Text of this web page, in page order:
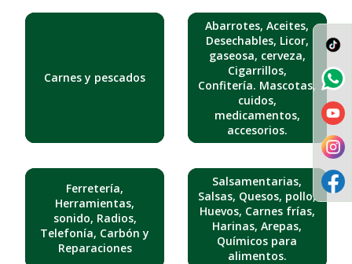
Carnes y pescados
Abarrotes, Aceites,
Desechables, Licor,
gaseosa, cerveza,
Cigarrillos,
Confitería. Mascotas,
cuidos,
medicamentos,
accesorios.
Ferretería,
Herramientas,
sonido, Radios,
Telefonía, Carbón y
Reparaciones
Salsamentarias,
Salsas, Quesos, pollo,
Huevos, Carnes frías,
Harinas, Arepas,
Químicos para
alimentos.